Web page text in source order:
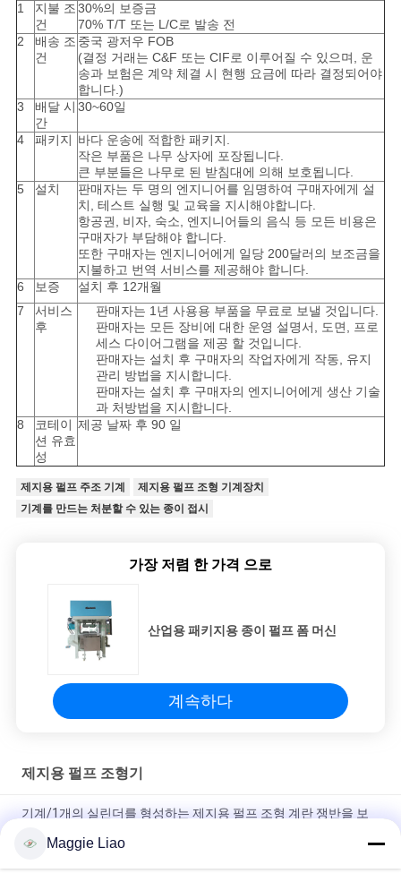
1
지불 조
건
30%의 보증금
70% T/T 또는 L/C로 발송 전
2
배송 조
건
중국 광저우 FOB
(결정 거래는 C&F 또는 CIF로 이루어질 수 있으며, 운
송과 보험은 계약 체결 시 현행 요금에 따라 결정되어야
합니다.)
3
배달 시
간
30~60일
4 패키지 바다 운송에 적합한 패키지.
작은 부품은 나무 상자에 포장됩니다.
큰 부분들은 나무로 된 받침대에 의해 보호됩니다.
5
설치
판매자는 두 명의 엔지니어를 임명하여 구매자에게 설
치, 테스트 실행 및 교육을 지시해야합니다.
항공권, 비자, 숙소, 엔지니어들의 음식 등 모든 비용은
구매자가 부담해야 합니다.
또한 구매자는 엔지니어에게 일당 200달러의 보조금을
지불하고 번역 서비스를 제공해야 합니다.
6
보증
설치 후 12개월
7
서비스
후
판매자는 1년 사용용 부품을 무료로 보낼 것입니다.
판매자는 모든 장비에 대한 운영 설명서, 도면, 프로
세스 다이어그램을 제공 할 것입니다.
판매자는 설치 후 구매자의 작업자에게 작동, 유지
관리 방법을 지시합니다.
판매자는 설치 후 구매자의 엔지니어에게 생산 기술
과 처방법을 지시합니다.
8
코테이
션 유효
성
제공 날짜 후 90 일
제지용 펄프 주조 기계
제지용 펄프 조형 기계장치
기계를 만드는 처분할 수 있는 종이 접시
가장 저렴 한 가격 으로
산업용 패키지용 종이 펄프 폼 머신
계속하다
제지용 펄프 조형기
기계/1개의 실린더를 형성하는 제지용 펄프 조형 계란 쟁반을 보
기계를 만드는 처분할 수 있는 자동 장전식 제지용 펄프 주조 종이
Maggie Liao